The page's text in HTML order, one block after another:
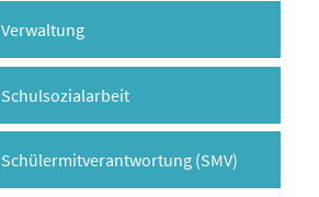
Verwaltung
Schulsozialarbeit
Schülermitverantwortung (SMV)